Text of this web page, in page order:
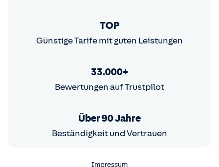
TOP
Günstige Tarife mit guten Leistungen
33.000+
Bewertungen auf Trustpilot
Über 90 Jahre
Beständigkeit und Vertrauen
Impressum